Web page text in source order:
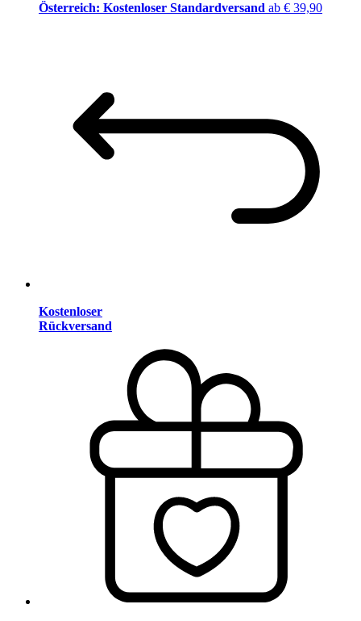
Österreich: Kostenloser Standardversand ab € 39,90
Kostenloser
Rückversand